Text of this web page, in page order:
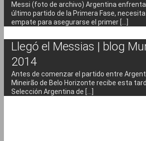
Messi (foto de archivo) Argentina enfrenta
último partido de la Primera Fase,
empate para asegurarse el primer [...]
Llegó el Messias | blog
2014
Antes de comenzar el partido entre
Mineirão de Belo Horizonte recibe esta
Selección Argentina de [...]